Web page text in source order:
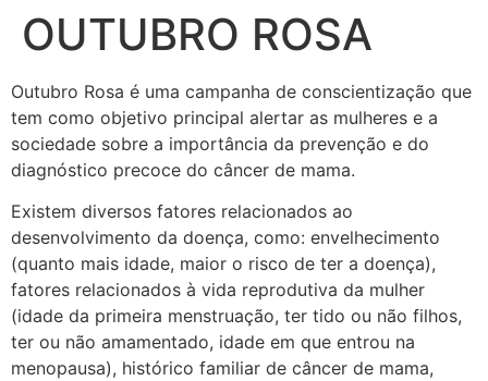
OUTUBRO ROSA
Outubro Rosa é uma campanha de conscientização que
tem como objetivo principal alertar as mulheres e a
sociedade sobre a importância da prevenção e do
diagnóstico precoce do câncer de mama.
Existem diversos fatores relacionados ao
desenvolvimento da doença, como: envelhecimento
(quanto mais idade, maior o risco de ter a doença),
fatores relacionados à vida reprodutiva da mulher
(idade da primeira menstruação, ter tido ou não filhos,
ter ou não amamentado, idade em que entrou na
menopausa), histórico familiar de câncer de mama,